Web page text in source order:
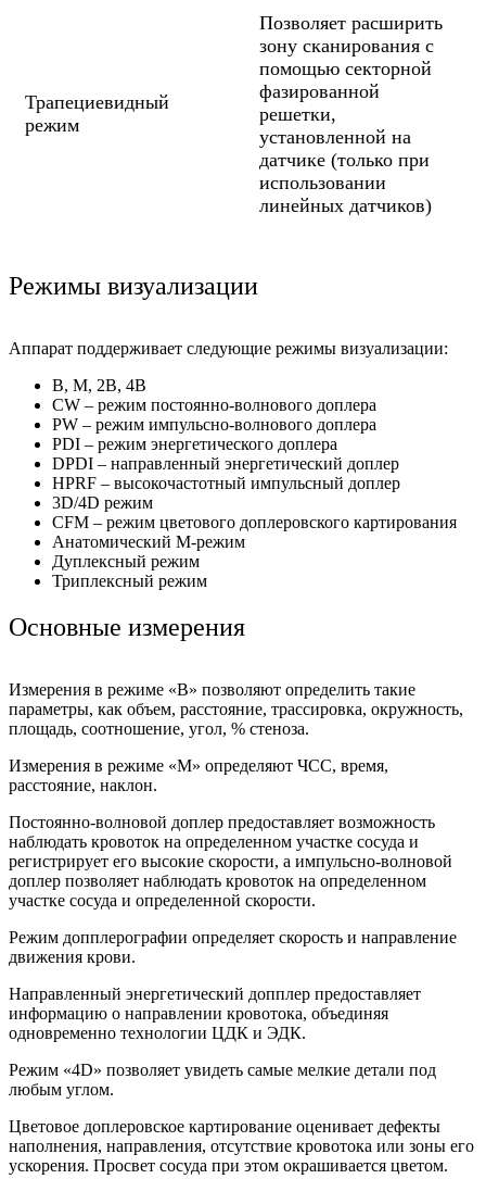
Трапециевидный
режим
Позволяет расширить
зону сканирования с
помощью секторной
фазированной
решетки,
установленной на
датчике (только при
использовании
линейных датчиков)
Режимы визуализации
Аппарат поддерживает следующие режимы визуализации:
В, М, 2В, 4В
CW – режим постоянно-волнового доплера
PW – режим импульсно-волнового доплера
PDI – режим энергетического доплера
DPDI – направленный энергетический доплер
HPRF – высокочастотный импульсный доплер
3D/4D режим
CFM – режим цветового доплеровского картирования
Анатомический М-режим
Дуплексный режим
Триплексный режим
Основные измерения
Измерения в режиме «В» позволяют определить такие
параметры, как объем, расстояние, трассировка, окружность,
площадь, соотношение, угол, % стеноза.
Измерения в режиме «М» определяют ЧСС, время,
расстояние, наклон.
Постоянно-волновой доплер предоставляет возможность
наблюдать кровоток на определенном участке сосуда и
регистрирует его высокие скорости, а импульсно-волновой
доплер позволяет наблюдать кровоток на определенном
участке сосуда и определенной скорости.
Режим допплерографии определяет скорость и направление
движения крови.
Направленный энергетический допплер предоставляет
информацию о направлении кровотока, объединяя
одновременно технологии ЦДК и ЭДК.
Режим «4D» позволяет увидеть самые мелкие детали под
любым углом.
Цветовое доплеровское картирование оценивает дефекты
наполнения, направления, отсутствие кровотока или зоны его
ускорения. Просвет сосуда при этом окрашивается цветом.